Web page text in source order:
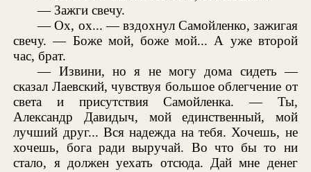
— Зажги свечу.
— Ох, ох... — вздохнул Самойленко, зажигая
свечу. — Боже мой, боже мой... А уже второй
час, брат.
— Извини, но я не могу дома сидеть —
сказал Лаевский, чувствуя большое облегчение от
света и присутствия Самойленка. — Ты,
Александр Давидыч, мой единственный, мой
лучший друг... Вся надежда на тебя. Хочешь, не
хочешь, бога ради выручай. Во что бы то ни
стало, я должен уехать отсюда. Дай мне денег